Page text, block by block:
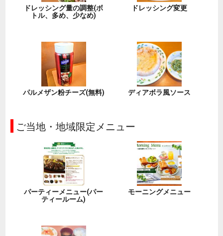
ドレッシング量の調整(ボ
トル、多め、少なめ)
ドレッシング変更
パルメザン粉チーズ(無料) ディアボラ風ソース
ご当地・地域限定メニュー
パーティーメニュー(パー
ティールーム)
モーニングメニュー